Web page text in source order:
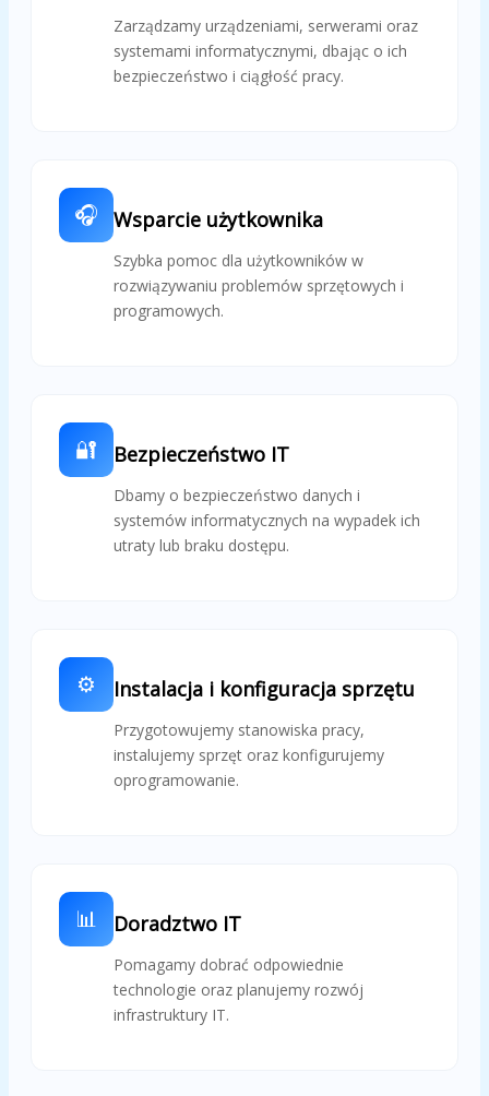
Zarządzamy urządzeniami, serwerami oraz
systemami informatycznymi, dbając o ich
bezpieczeństwo i ciągłość pracy.
🎧 Wsparcie użytkownika
Szybka pomoc dla użytkowników w
rozwiązywaniu problemów sprzętowych i
programowych.
🔐 Bezpieczeństwo IT
Dbamy o bezpieczeństwo danych i
systemów informatycznych na wypadek ich
utraty lub braku dostępu.
⚙️ Instalacja i konfiguracja sprzętu
Przygotowujemy stanowiska pracy,
instalujemy sprzęt oraz konfigurujemy
oprogramowanie.
📊 Doradztwo IT
Pomagamy dobrać odpowiednie
technologie oraz planujemy rozwój
infrastruktury IT.